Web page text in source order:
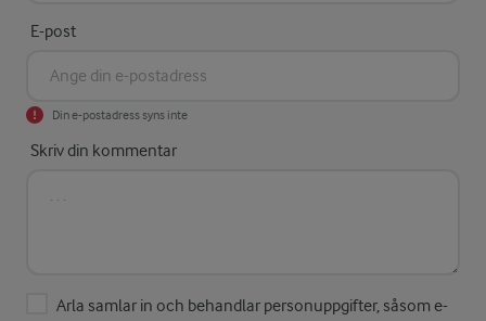
E-post
Din e-postadress syns inte
Skriv din kommentar
Arla samlar in och behandlar personuppgifter, såsom e-